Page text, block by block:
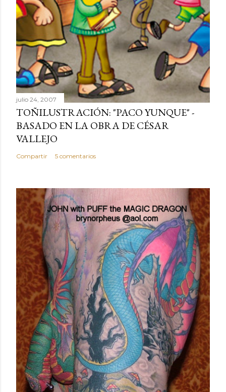
julio 24, 2007
TOÑILUSTRACIÓN: "PACO YUNQUE" -
BASADO EN LA OBRA DE CÉSAR
VALLEJO
Compartir 5 comentarios